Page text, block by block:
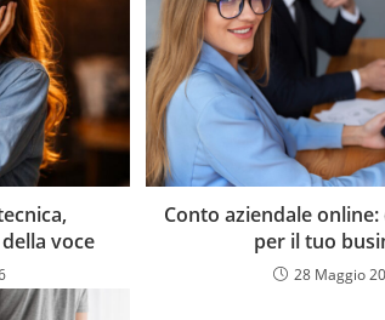
voce
Conto aziendale
per il tuo
28 Maggio